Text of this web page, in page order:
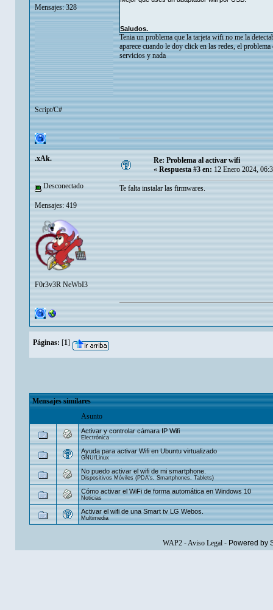
Mensajes: 328
Script/C#
Saludos.
Tenia un problema que la tarjeta wifi no me la
aparece cuando le doy click en las redes, el
servicios y nada
.xAk.
Desconectado
Mensajes: 419
F0r3v3R NeWbI3
Re: Problema al activar wifi
« Respuesta #3 en: 12 Enero 2024,
Te falta instalar las firmwares.
Páginas: [1]
Mensajes similares
Asunto
Activar y controlar cámara IP Wifi
Electrónica
Ayuda para activar Wifi en Ubuntu virtualizado
GNU/Linux
No puedo activar el wifi de mi smartphone.
Dispositivos Móviles (PDA's, Smartphones, Tablets)
Cómo activar el WiFi de forma automática en Windows 10
Noticias
Activar el wifi de una Smart tv LG Webos.
Multimedia
WAP2-Aviso Legal- Powered by